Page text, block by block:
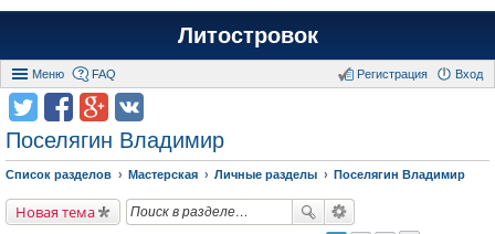
Литостровок
Меню FAQ Вход
Регистрация
Поселягин Владимир
Список разделов Мастерская Личные разделы Поселягин Владимир
Новая тема